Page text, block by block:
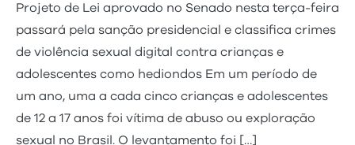
Projeto de Lei aprovado no Senado nesta terça-feira
passará pela sanção presidencial e classifica crimes
de violência sexual digital contra crianças e
adolescentes como hediondos Em um período de
um ano, uma a cada cinco crianças e adolescentes
de 12 a 17 anos foi vítima de abuso ou exploração
sexual no Brasil. O levantamento foi […]